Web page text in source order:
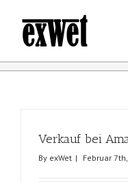
Verkauf bei
By exWet | Februar